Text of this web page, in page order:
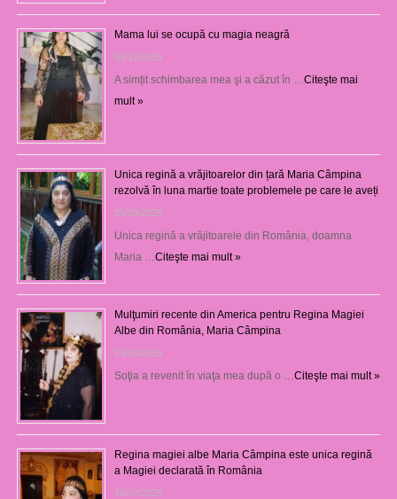
Mama lui se ocupă cu magia neagră
05/12/2025
A simțit schimbarea mea şi a căzut în … Citeşte mai
mult »
Unica regină a vrăjitoarelor din țară Maria Câmpina
rezolvă în luna martie toate problemele pe care le aveți
25/09/2025
Unica regină a vrăjitoarele din România, doamna
Maria … Citeşte mai mult »
Mulţumiri recente din America pentru Regina Magiei
Albe din România, Maria Câmpina
23/08/2025
Soţia a revenit în viaţa mea după o … Citeşte mai mult »
Regina magiei albe Maria Câmpina este unica regină
a Magiei declarată în România
16/07/2025